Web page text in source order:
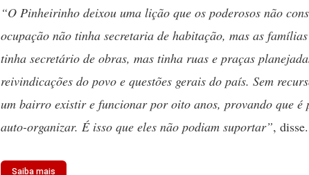
“O Pinheirinho deixou uma lição que os poderosos não
ocupação não tinha secretaria de habitação, mas as
tinha secretário de obras, mas tinha ruas e praças
reivindicações do povo e questões gerais do país. Sem
um bairro existir e funcionar por oito anos, provando que é
auto-organizar. É isso que eles não podiam suportar”, disse.
Saiba mais